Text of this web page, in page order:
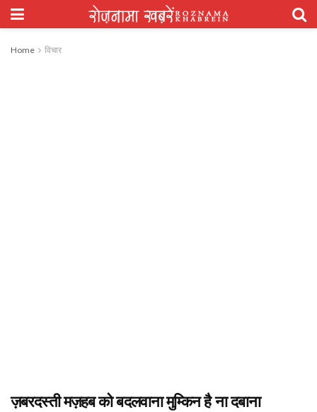
Home विचार
ज़बरदस्ती मज़हब को बदलवाना मुम्किन है ना दबाना